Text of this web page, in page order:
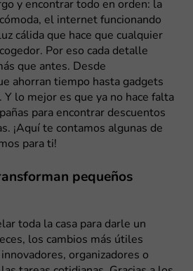
y encontrar todo en orden: la
el internet funcionando
cálida que hace que cualquier
Por eso cada detalle
que antes. Desde
ahorran tiempo hasta gadgets
lo mejor es que ya no hace falta
para encontrar descuentos
¡Aquí te contamos algunas de
para ti!
pequeños
toda la casa para darle un
los cambios más útiles
organizadores o